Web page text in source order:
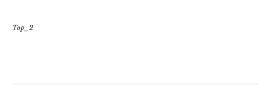
Top_2